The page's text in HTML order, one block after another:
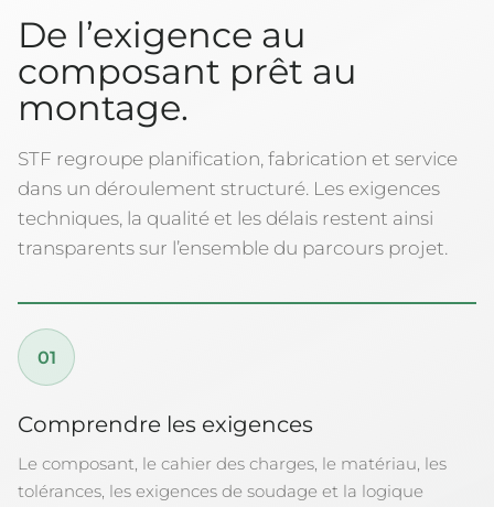
De l’exigence au
composant prêt au
montage.
STF regroupe planification, fabrication et service
dans un déroulement structuré. Les exigences
techniques, la qualité et les délais restent ainsi
transparents sur l’ensemble du parcours projet.
01
Comprendre les exigences
Le composant, le cahier des charges, le matériau, les
tolérances, les exigences de soudage et la logique